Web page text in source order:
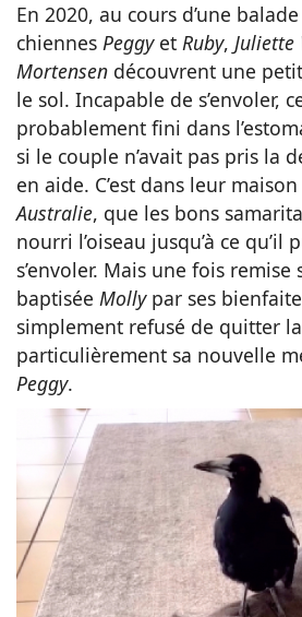
En 2020, au cours d’une
chiennes Peggy et Ruby, Juliette
Mortensen découvrent une
le sol. Incapable de s’envoler,
probablement fini dans
si le couple n’avait pas pris la
en aide. C’est dans leur
Australie, que les bons
nourri l’oiseau jusqu’à ce qu’il
s’envoler. Mais une fois
baptisée Mollypar ses
simplement refusé de quitter
particulièrement sa nouvelle
Peggy.